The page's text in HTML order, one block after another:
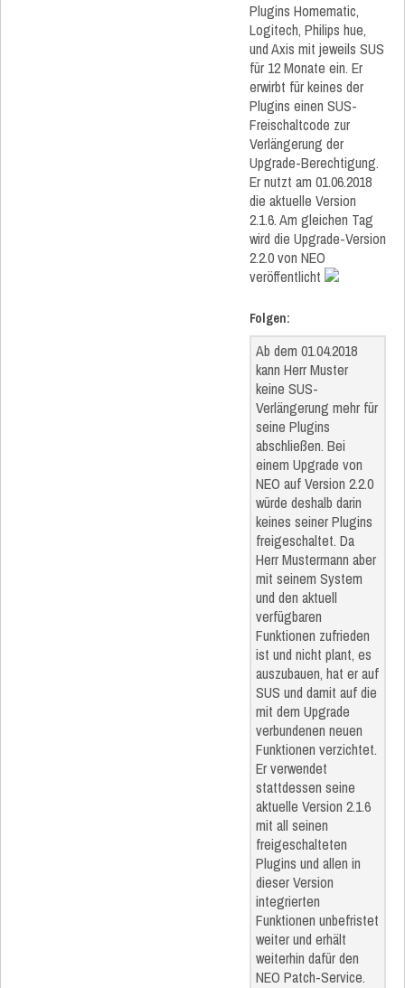
Plugins Homematic,
Logitech, Philips hue,
und Axis mit jeweils SUS
für 12 Monate ein. Er
erwirbt für keines der
Plugins einen SUS-
Freischaltcode zur
Verlängerung der
Upgrade-Berechtigung.
Er nutzt am 01.06.2018
die aktuelle Version
2.1.6. Am gleichen Tag
wird die Upgrade-Version
2.2.0 von NEO
veröffentlicht
Folgen:
Ab dem 01.04.2018
kann Herr Muster
keine SUS-
Verlängerung mehr für
seine Plugins
abschließen. Bei
einem Upgrade von
NEO auf Version 2.2.0
würde deshalb darin
keines seiner Plugins
freigeschaltet. Da
Herr Mustermann aber
mit seinem System
und den aktuell
verfügbaren
Funktionen zufrieden
ist und nicht plant, es
auszubauen, hat er auf
SUS und damit auf die
mit dem Upgrade
verbundenen neuen
Funktionen verzichtet.
Er verwendet
stattdessen seine
aktuelle Version 2.1.6
mit all seinen
freigeschalteten
Plugins und allen in
dieser Version
integrierten
Funktionen unbefristet
weiter und erhält
weiterhin dafür den
NEO Patch-Service.